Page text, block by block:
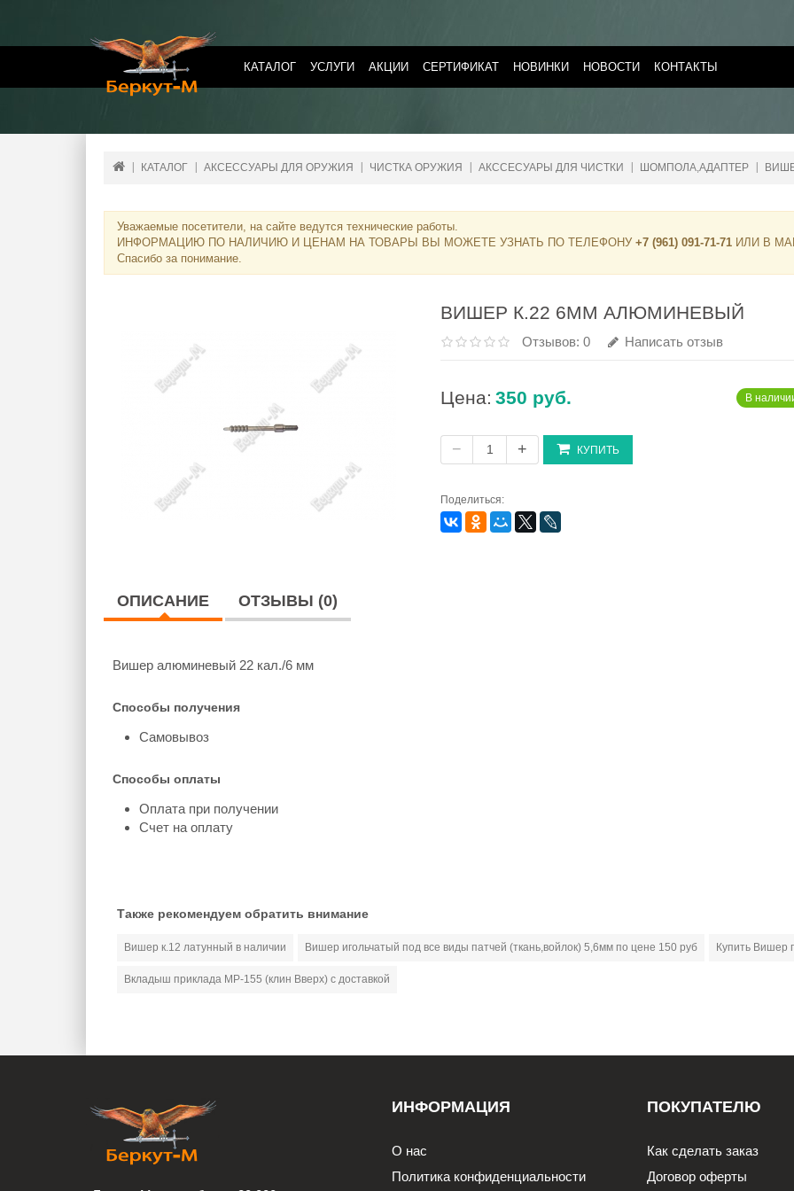
КАТАЛОГ УСЛУГИ АКЦИИ СЕРТИФИКАТ НОВИНКИ НОВОСТИ КОНТАКТЫ
КАТАЛОГ АКСЕССУАРЫ ДЛЯ ОРУЖИЯ ЧИСТКА ОРУЖИЯ АКССЕСУАРЫ ДЛЯ ЧИСТКИ ШОМПОЛА,АДАПТЕР
Уважаемые посетители, на сайте ведутся технические работы.
ИНФОРМАЦИЮ ПО НАЛИЧИЮ И ЦЕНАМ НА ТОВАРЫ ВЫ МОЖЕТЕ УЗНАТЬ ПО ТЕЛЕФОНУ +7 (961) 091-71-71 ИЛИ В
Спасибо за понимание.
ВИШЕР К.22 6ММ АЛЮМИНЕВЫЙ
Отзывов: 0 Написать отзыв
Цена: 350 руб. В
− + КУПИТЬ
Поделиться:
ОПИСАНИЕ ОТЗЫВЫ (0)
Вишер алюминевый 22 кал./6 мм
Способы получения
Самовывоз
Способы оплаты
Оплата при получении
Счет на оплату
Также рекомендуем обратить внимание
Вишер к.12 латунный в наличии Вишер игольчатый под все виды патчей (ткань,войлок) 5,6мм по цене 150 руб Купить Вишер
Вкладыш приклада МР-155 (клин Вверх) с доставкой
ИНФОРМАЦИЯ
О нас
Политика конфиденциальности
ПОКУПАТЕЛЮ
Как сделать заказ
Договор оферты